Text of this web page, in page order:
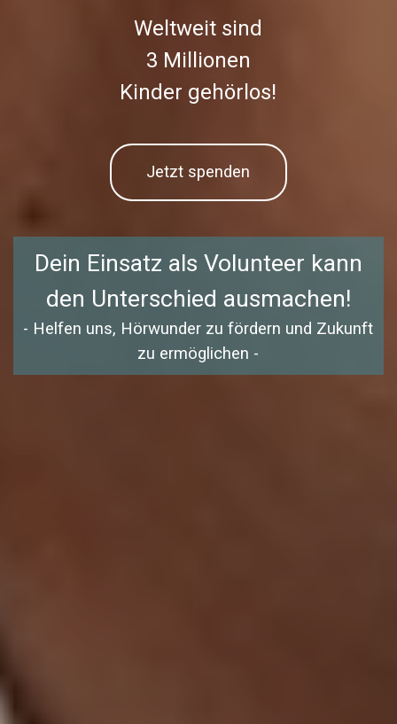
Weltweit sind
3 Millionen
Kinder gehörlos!
Jetzt spenden
Dein Einsatz als Volunteer kann
den Unterschied ausmachen!
- Helfen uns, Hörwunder zu fördern und Zukunft
zu ermöglichen -